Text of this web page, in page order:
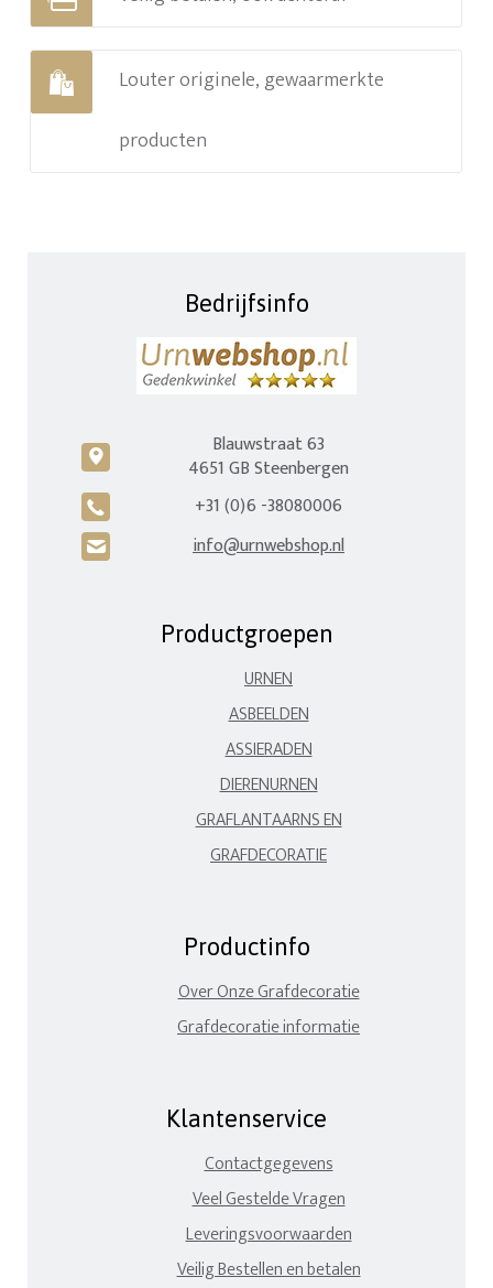
Louter originele, gewaarmerkte
producten
Bedrijfsinfo
c
Blauwstraat 63
4651 GB Steenbergen
A +31 (0)6 -38080006
H info@urnwebshop.nl
Productgroepen
URNEN
ASBEELDEN
ASSIERADEN
DIERENURNEN
GRAFLANTAARNS EN
GRAFDECORATIE
Productinfo
Over Onze Grafdecoratie
Grafdecoratie informatie
Klantenservice
Contactgegevens
Veel Gestelde Vragen
Leveringsvoorwaarden
Veilig Bestellen en betalen